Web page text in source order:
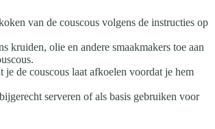
van de couscous volgens de instructies op
kruiden, olie en andere smaakmakers toe aan
je de couscous laat afkoelen voordat je hem
serveren of als basis gebruiken voor